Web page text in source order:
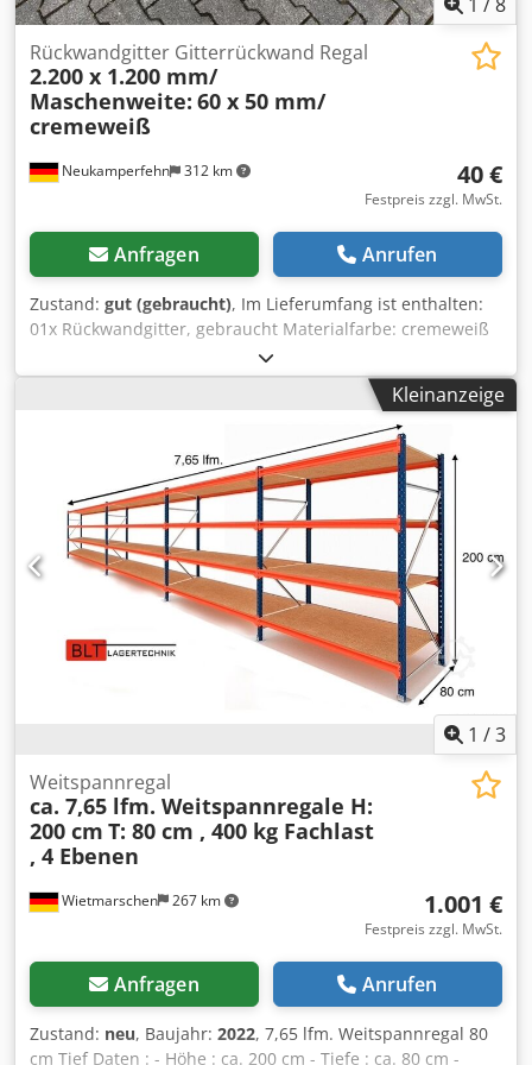
Neukamperfehn 312 km
Rückwandgitter Gitterrückwand Regal
2.200 x 1.200 mm/
Maschenweite: 60 x 50 mm/
cremeweiß
40 €
Festpreis zzgl. MwSt.
Anfragen Anrufen
Zustand: gut (gebraucht), Im Lieferumfang ist enthalten:
01x Rückwandgitter, gebraucht Materialfarbe: cremeweiß
Gesamtbreite: ca. 2.200 mm Gesamthöhe: ca. 1.200 mm
Maschenweite: ca. 60 x 50 mm Rahmenprofilabm. (Breite):
ca. 20 x 20 mm Rahmenprofilabm. (Höhe): ca. 15 x 15 mm
Drahtstärke: ca. 3,00 mm Djdpfx Aom E I Nveb Tsck
Gewicht/ Stck.: ca. 8,14 kg Interne Bezeichnung: RW-2
Kleinanzeige
1 /3
Wietmarschen 267 km
Weitspannregal
ca. 7,65 lfm. Weitspannregale H:
200 cm T: 80 cm , 400 kg Fachlast
, 4 Ebenen
1.001 €
Festpreis zzgl. MwSt.
Anfragen Anrufen
Zustand: neu, Baujahr: 2022, 7,65 lfm. Weitspannregal 80
cm Tief Daten : - Höhe : ca. 200 cm - Tiefe : ca. 80 cm -